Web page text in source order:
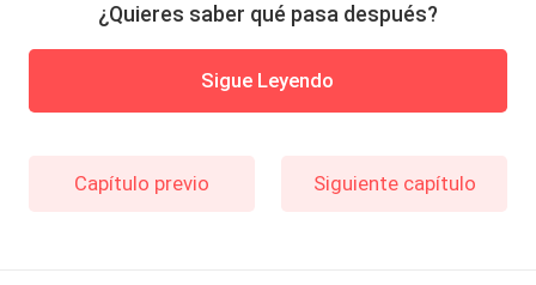
¿Quieres saber qué pasa después?
Sigue Leyendo
Capítulo previo Siguiente capítulo